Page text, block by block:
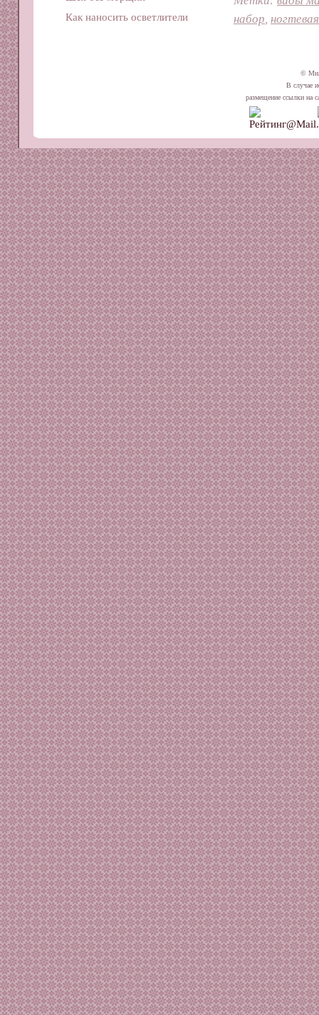
набор
Как наносить осветлители
©
В случае
размещение ссылки на